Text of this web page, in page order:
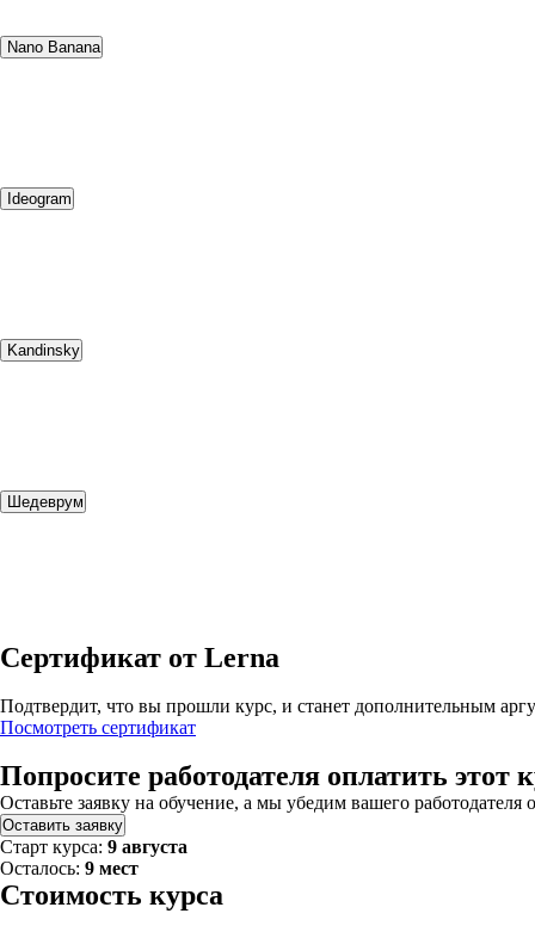
Nano Banana
Ideogram
Kandinsky
Шедеврум
Сертификат от Lerna
Подтвердит, что вы прошли курс, и станет дополнительным
Посмотреть сертификат
Попросите работодателя оплатить этот
Оставьте заявку на обучение, а мы убедим вашего работодателя
Оставить заявку
Старт курса: 9 августа
Осталось: 9 мест
Стоимость курса